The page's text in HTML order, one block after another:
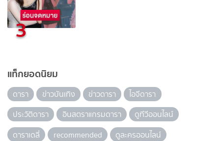
3
แท็กยอดนิยม
ดารา ข่าวบันเทิง ข่าวดารา
ไอจีดารา
ประวัติดารา
อินสตราแกรมดารา
ดูทีวีออนไลน์
ดาราเดลี่
recommended ดูละครออนไลน์